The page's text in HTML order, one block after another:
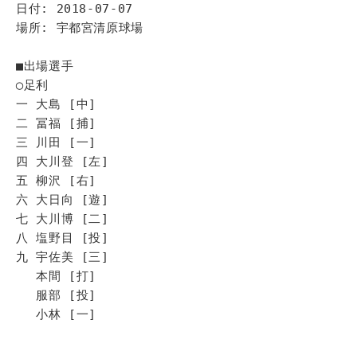
日付: 2018-07-07
場所: 宇都宮清原球場
■出場選手
◯足利
一 大島 [中]
二 冨福 [捕]
三 川田 [一]
四 大川登 [左]
五 柳沢 [右]
六 大日向 [遊]
七 大川博 [二]
八 塩野目 [投]
九 宇佐美 [三]
本間 [打]
服部 [投]
小林 [一]